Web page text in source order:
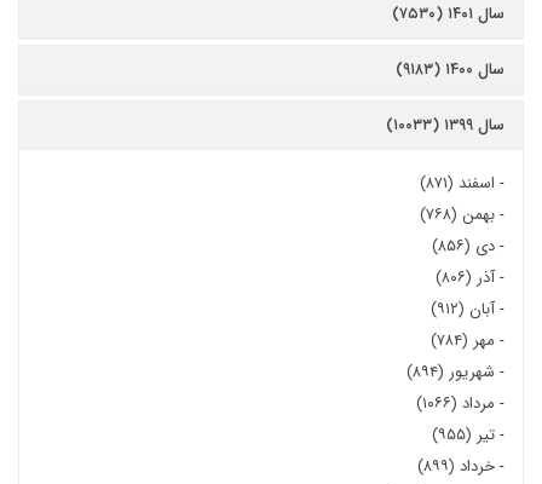
سال ۱۴۰۱ (۷۵۳۰)
سال ۱۴۰۰ (۹۱۸۳)
سال ۱۳۹۹ (۱۰۰۳۳)
- اسفند (۸۷۱)
-بهمن (۷۶۸)
-دی (۸۵۶)
-آذر (۸۰۶)
-آبان (۹۱۲)
- مهر (۷۸۴)
- شهریور (۸۹۴)
- مرداد (۱۰۶۶)
-تیر (۹۵۵)
-خرداد (۸۹۹)